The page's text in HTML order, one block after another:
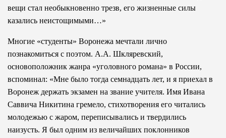
вещи стал необыкновенно трезв, его жизненные силы
казались неистощимыми…»
Многие «студенты» Воронежа мечтали лично
познакомиться с поэтом. А.А. Шкляревский,
основоположник жанра «уголовного романа» в России,
вспоминал: «Мне было тогда семнадцать лет, и я приехал в
Воронеж держать экзамен на звание учителя. Имя Ивана
Саввича Никитина гремело, стихотворения его читались
молодежью с жаром, переписывались и твердились
наизусть. Я был одним из величайших поклонников